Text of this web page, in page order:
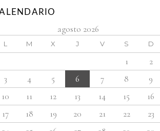
agosto 2026
L M X J V S D
1
2
3
4 5 6 7 8
9
10
11 12 13 14 15
16
17
18 19 20 21 22
23